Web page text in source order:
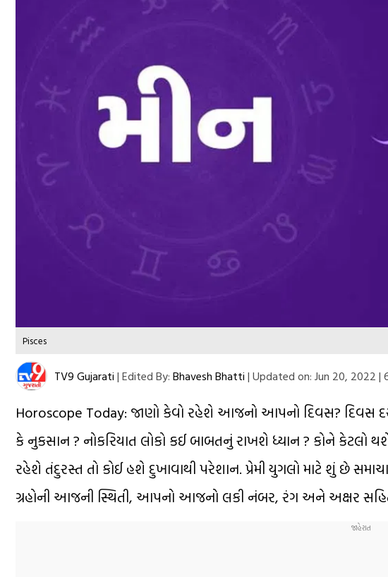
Pisces
TV9 Gujarati | Edited By: Bhavesh Bhatti | Updated on: Jun 20, 2022 |
Horoscope Today: જાણો કેવો રહેશે આજનો આપનો દિવસ? દિવસ
કે નુકસાન ? નોકરિયાત લોકો કઈ બાબતનું રાખશે ધ્યાન ? કોને કેટલો
રહેશે તંદુરસ્ત તો કોઈ હશે દુખાવાથી પરેશાન. પ્રેમી યુગલો માટે શું છે
ગ્રહોની આજની સ્થિતી, આપનો આજનો લકી નંબર, રંગ અને અક્ષર